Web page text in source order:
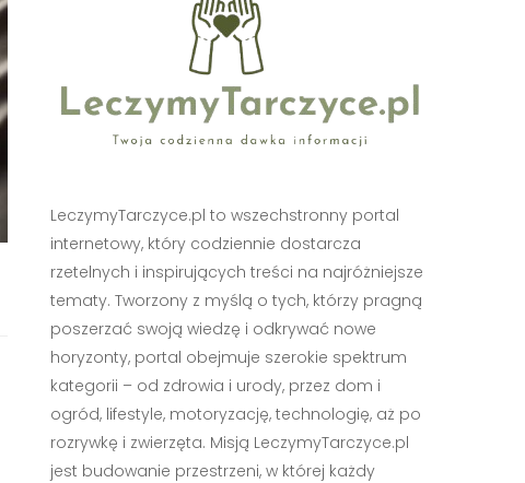
LeczymyTarczyce.pl to wszechstronny portal
internetowy, który codziennie dostarcza
rzetelnych i inspirujących treści na najróżniejsze
tematy. Tworzony z myślą o tych, którzy pragną
poszerzać swoją wiedzę i odkrywać nowe
horyzonty, portal obejmuje szerokie spektrum
kategorii – od zdrowia i urody, przez dom i
ogród, lifestyle, motoryzację, technologię, aż po
rozrywkę i zwierzęta. Misją LeczymyTarczyce.pl
jest budowanie przestrzeni, w której każdy